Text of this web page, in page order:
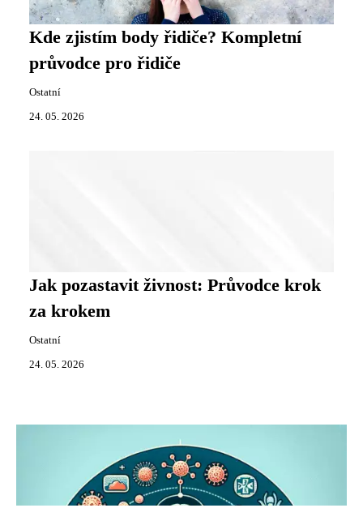
Kde zjistím body řidiče? Kompletní
průvodce pro řidiče
Ostatní
24. 05. 2026
Jak pozastavit živnost: Průvodce krok
za krokem
Ostatní
24. 05. 2026